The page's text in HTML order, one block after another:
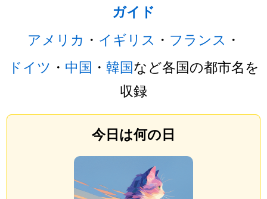
ガイド
アメリカ ・ イギリス ・ フランス ・
ドイツ ・ 中国 ・ 韓国など各国の都市名を
収録
今日は何の日